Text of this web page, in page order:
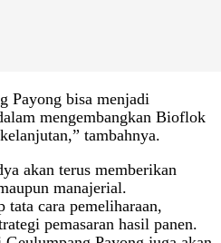
Payong bisa menjadi
mengembangkan Bioflok
tambahnya.
akan terus memberikan
manajerial.
tata cara pemeliharaan,
pemasaran hasil panen.